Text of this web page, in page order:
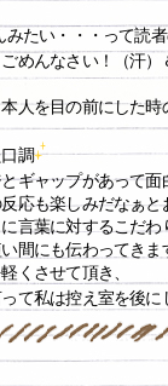
みたい・・・って読
めんなさい！（汗）
人を目の前にした
調
ギャップがあって面
応も楽しみだなぁ
言葉に対するこだわ
間にも伝わってきま
くさせて頂き、
て私は控え室を後に